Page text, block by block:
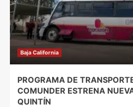
Baja California
PROGRAMA DE
COMUNDER ESTRENA
QUINTÍN